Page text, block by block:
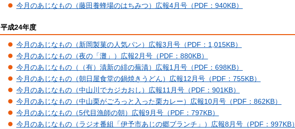
今月のあじなもの（藤田養蜂場のはちみつ）広報4月号（PDF：940KB）
平成24年度
今月のあじなもの（新岡製菓の人気パン）広報3月号（PDF：1,015KB）
今月のあじなもの（夜の「灘」）広報2月号（PDF：880KB）
今月のあじなもの（（有）漬新の緋の蕪漬）広報1月号（PDF：698KB）
今月のあじなもの（朝日屋食堂の鍋焼きうどん）広報12月号（PDF：755KB）
今月のあじなもの（中山川でカジカおし）広報11月号（PDF：901KB）
今月のあじなもの（中山栗がごろっと入った栗カレー）広報10月号（PDF：862KB）
今月のあじなもの（5代目漁師の朝）広報9月号（PDF：797KB）
今月のあじなもの（ラジオ番組「伊予市あじの郷ブランチ」）広報8月号（PDF：997KB）